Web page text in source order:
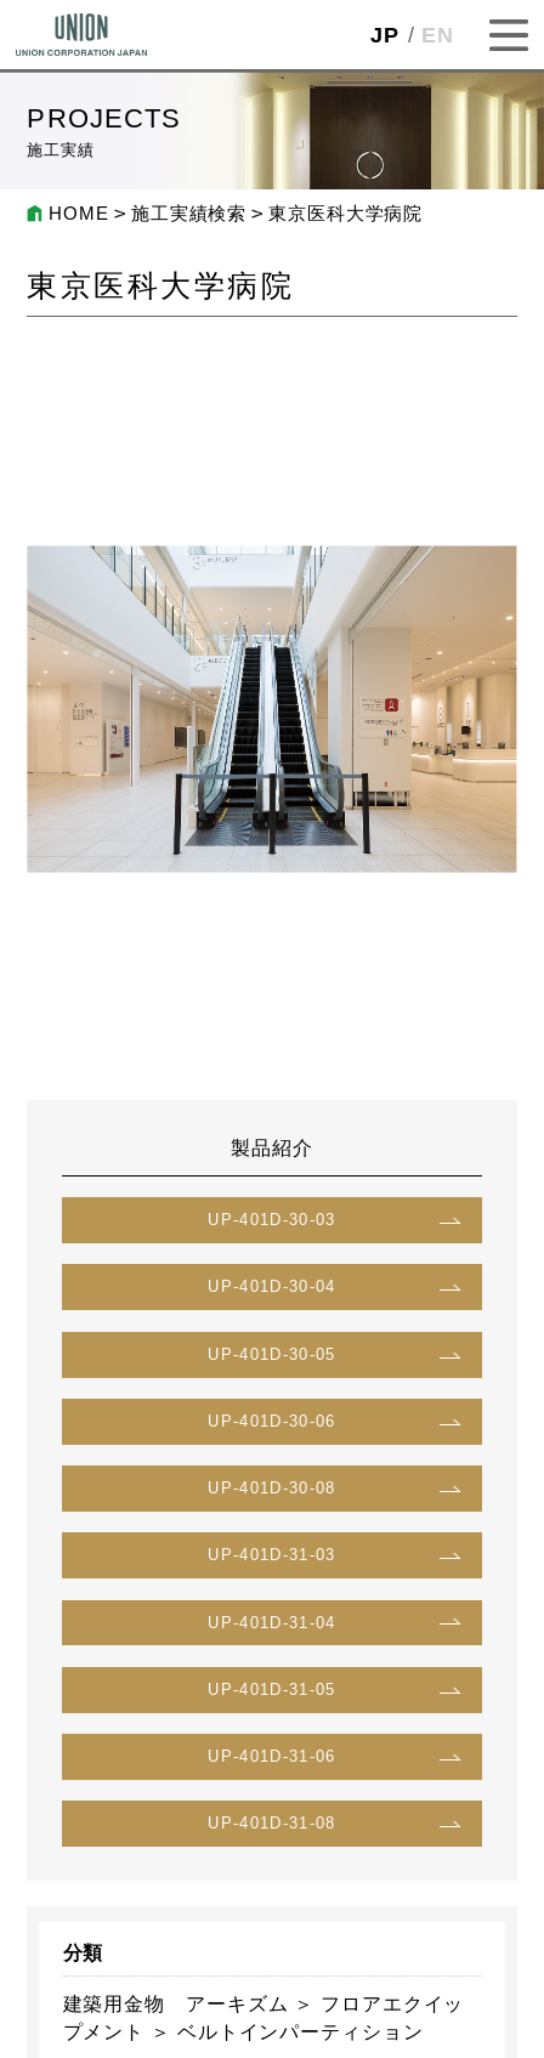
JP EN
PROJECTS
施工実績
HOME 施工実績検索 東京医科大学病院
東京医科大学病院
製品紹介
UP-401D-30-03
UP-401D-30-04
UP-401D-30-05
UP-401D-30-06
UP-401D-30-08
UP-401D-31-03
UP-401D-31-04
UP-401D-31-05
UP-401D-31-06
UP-401D-31-08
分類
建築用金物 アーキズム ＞ フロアエクイッ
プメント ＞ ベルトインパーティション